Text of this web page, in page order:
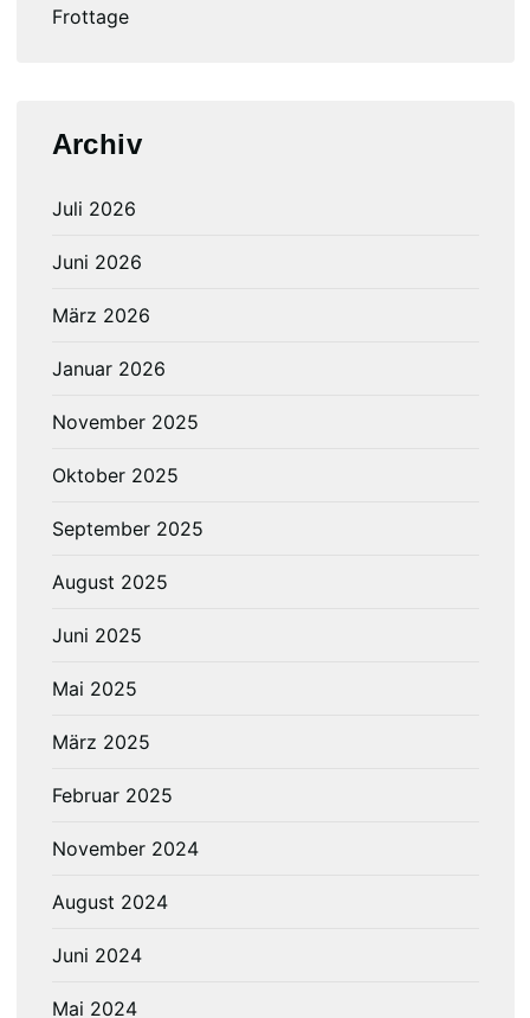
Frottage
Archiv
Juli 2026
Juni 2026
März 2026
Januar 2026
November 2025
Oktober 2025
September 2025
August 2025
Juni 2025
Mai 2025
März 2025
Februar 2025
November 2024
August 2024
Juni 2024
Mai 2024